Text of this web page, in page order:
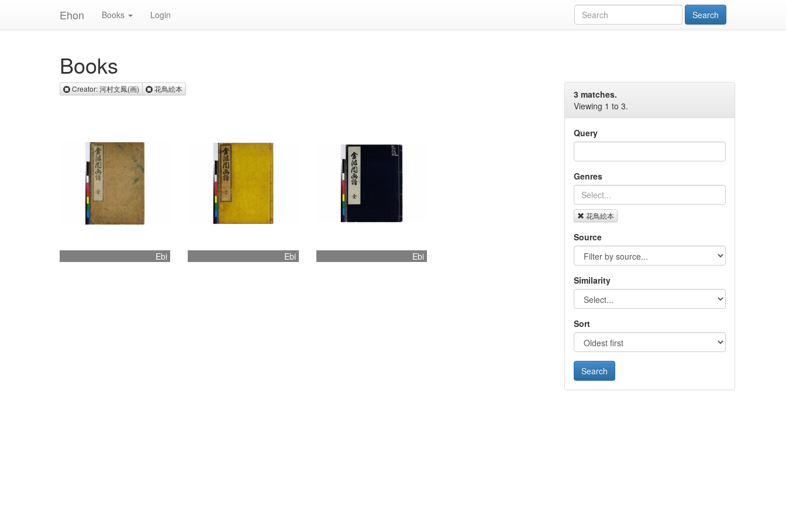
Ehon Books Login
Books
3 matches.
Viewing 1 to 3.
Query
Genres
花鳥絵本
Source
Similarity
Sort
Creator: 河村文鳳(画) Remove Creator: 河村文鳳(画)
花鳥絵本
Ebi Ebi Ebi